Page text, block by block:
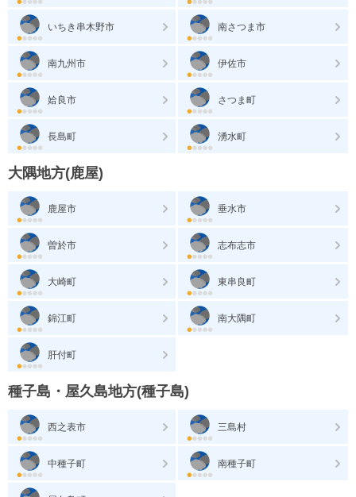
いちき串木野市 南さつま市
南九州市 伊佐市
姶良市 さつま町
長島町 湧水町
大隅地方(鹿屋)
鹿屋市 垂水市
曽於市 志布志市
大崎町 東串良町
錦江町 南大隅町
肝付町
種子島・屋久島地方(種子島)
西之表市 三島村
中種子町 南種子町